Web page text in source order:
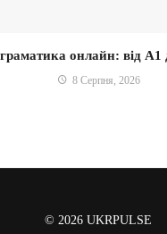
онлайн: від A1
8 Серпня, 2026
© 2026 UKRPULSE